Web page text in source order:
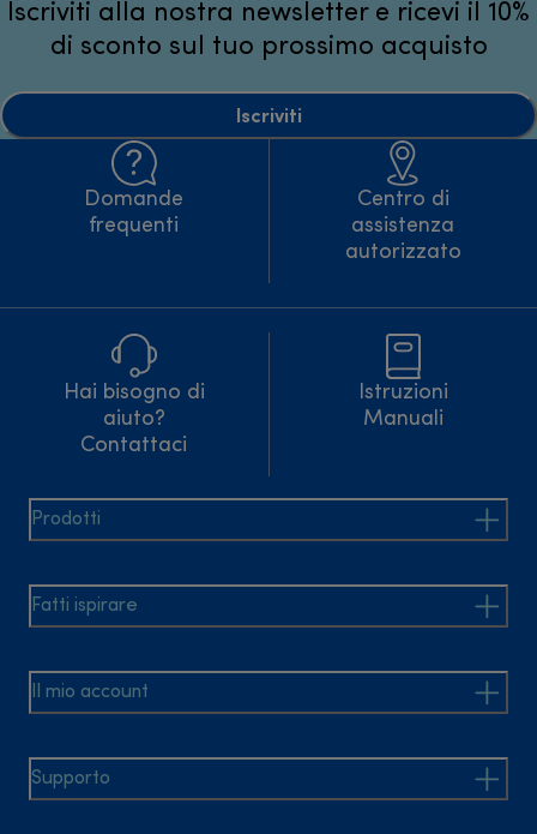
Iscriviti alla nostra newsletter e ricevi il 10%
di sconto sul tuo prossimo acquisto
Iscriviti
Domande
frequenti
Centro di
assistenza
autorizzato
Hai bisogno di
aiuto?
Contattaci
Istruzioni
Manuali
Prodotti
Fatti ispirare
Il mio account
Supporto